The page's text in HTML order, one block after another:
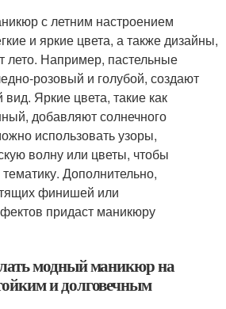
с летним настроением
и яркие цвета, а также дизайны,
лето. Например, пастельные
розовый и голубой, создают
Яркие цвета, такие как
добавляют солнечного
использовать узоры,
волну или цветы, чтобы
Дополнительно,
финишей или
придаст маникюру
модный маникюр на
и долговечным